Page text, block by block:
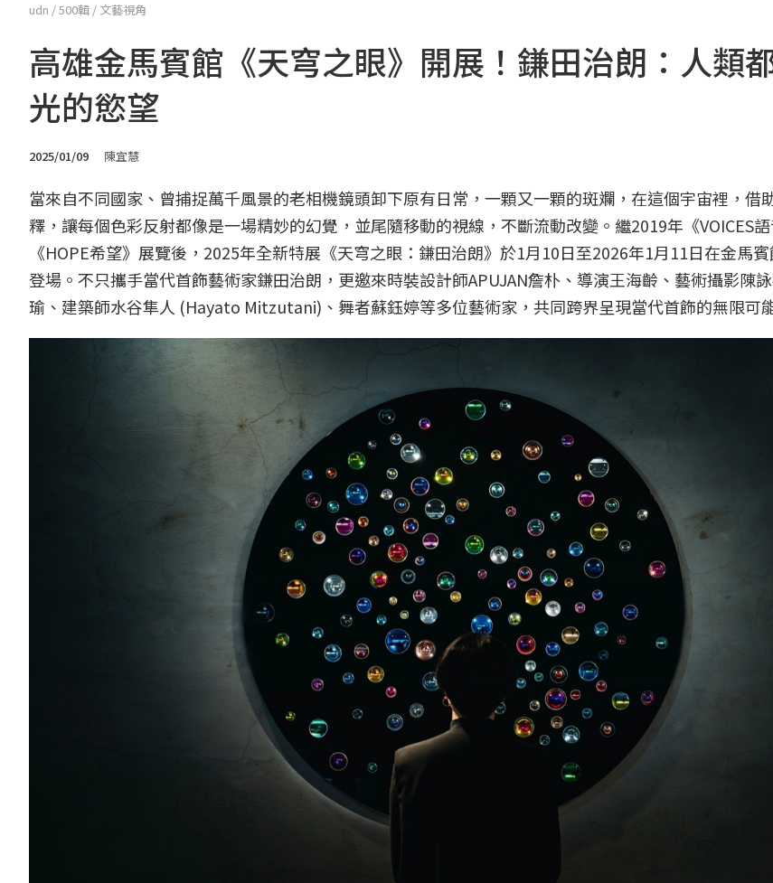
udn /500輯 / 文藝視角
高雄金馬賓館《天穹之眼》開展！鎌田治朗：人類
光的慾望
2025/01/09 陳宜慧
當來自不同國家、曾捕捉萬千風景的老相機鏡頭卸下原有日常，一顆又一顆的斑斕，在這個宇宙裡，借
釋，讓每個色彩反射都像是一場精妙的幻覺，並尾隨移動的視線，不斷流動改變。繼2019年《VOICES
《HOPE希望》展覽後，2025年全新特展《天穹之眼：鎌田治朗》於1月10日至2026年1月11日在金馬
登場。不只攜手當代首飾藝術家鎌田治朗，更邀來時裝設計師APUJAN詹朴、導演王海齡、藝術攝影陳
瑜、建築師水谷隼人 (Hayato Mitzutani)、舞者蘇鈺婷等多位藝術家，共同跨界呈現當代首飾的無限可